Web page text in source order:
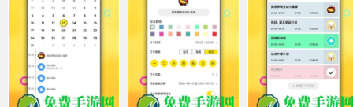
儿童教育 体育运动